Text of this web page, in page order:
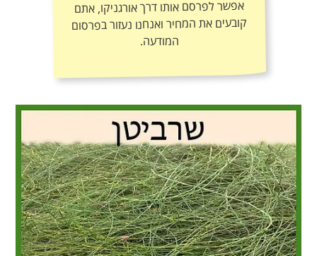
אפשר לפרסם אותו דרך אורגניקו, אתם
קובעים את המחיר ואנחנו נעזור בפרסום
המודעה.